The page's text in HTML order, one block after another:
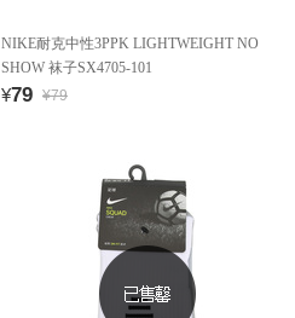
NIKE耐克中性3PPK LIGHTWEIGHT NO
SHOW 袜子SX4705-101
¥79 ¥79